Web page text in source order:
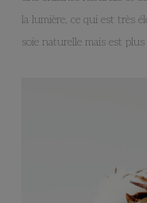
la lumière, ce qui est très
soie naturelle mais est plus